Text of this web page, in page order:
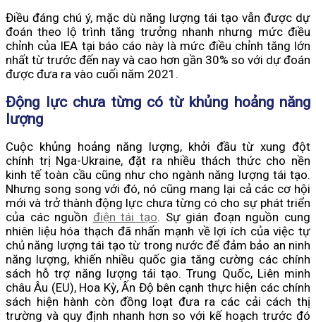
Điều đáng chú ý, mặc dù năng lượng tái tạo vẫn được dự
đoán theo lộ trình tăng trưởng nhanh nhưng mức điều
chỉnh của IEA tại báo cáo này là mức điều chỉnh tăng lớn
nhất từ trước đến nay và cao hơn gần 30% so với dự đoán
được đưa ra vào cuối năm 2021.
Động lực chưa từng có từ khủng hoảng năng
lượng
Cuộc khủng hoảng năng lượng, khởi đầu từ xung đột
chính trị Nga-Ukraine, đặt ra nhiều thách thức cho nền
kinh tế toàn cầu cũng như cho ngành năng lượng tái tạo.
Nhưng song song với đó, nó cũng mang lại cả các cơ hội
mới và trở thành động lực chưa từng có cho sự phát triển
của các nguồn điện tái tạo. Sự gián đoạn nguồn cung
nhiên liệu hóa thạch đã nhấn mạnh về lợi ích của việc tự
chủ năng lượng tái tạo từ trong nước để đảm bảo an ninh
năng lượng, khiến nhiều quốc gia tăng cường các chính
sách hỗ trợ năng lượng tái tạo. Trung Quốc, Liên minh
châu Âu (EU), Hoa Kỳ, Ấn Độ bên cạnh thực hiện các chính
sách hiện hành còn đồng loạt đưa ra các cải cách thị
trường và quy định nhanh hơn so với kế hoạch trước đó